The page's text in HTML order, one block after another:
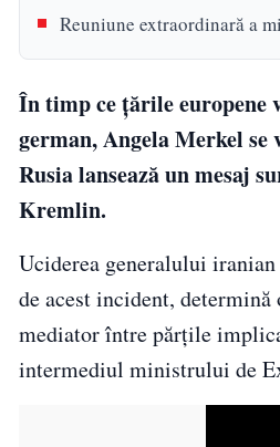
Reuniune extraordinară a
În timp ce țările europene
german, Angela Merkel
Rusia lansează un mesaj
Kremlin.
Uciderea generalului iranian
de acest incident,
mediator între părțile
intermediul ministrului de